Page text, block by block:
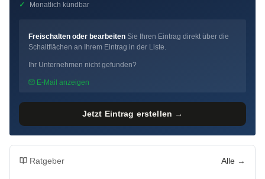
✓
Monatlich kündbar
Freischalten oder bearbeiten Sie Ihren Eintrag direkt über die
Schaltflächen an Ihrem Eintrag in der Liste.
Ihr Unternehmen nicht gefunden?
E-Mail anzeigen
Jetzt Eintrag erstellen →
Ratgeber Alle →